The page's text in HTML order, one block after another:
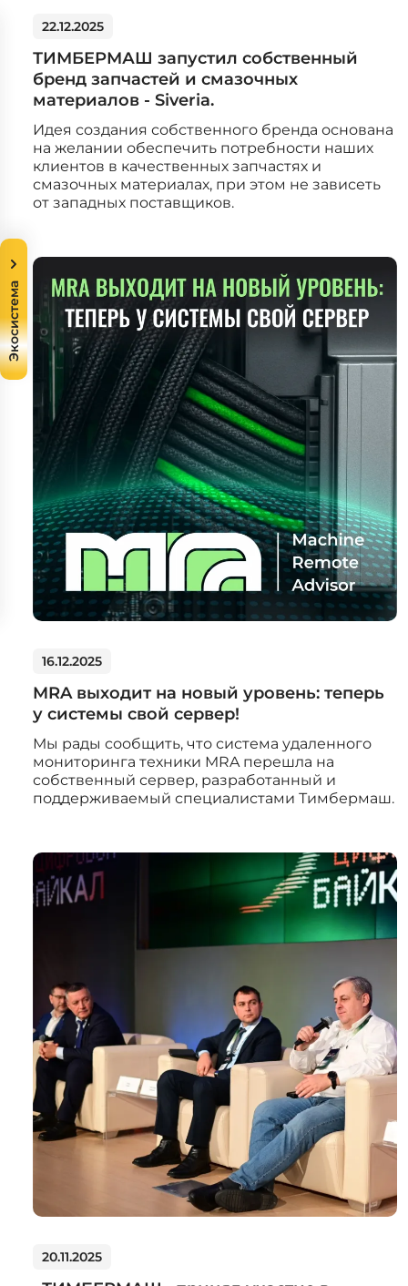
22.12.2025
ТИМБЕРМАШ запустил собственный
бренд запчастей и смазочных
материалов - Siveria.
Идея создания собственного бренда основана
на желании обеспечить потребности наших
клиентов в качественных запчастях и
смазочных материалах, при этом не зависеть
от западных поставщиков.
16.12.2025
MRA выходит на новый уровень: теперь
у системы свой сервер!
Мы рады сообщить, что система удаленного
мониторинга техники MRA перешла на
собственный сервер, разработанный и
поддерживаемый специалистами Тимбермаш.
20.11.2025
Экосистема